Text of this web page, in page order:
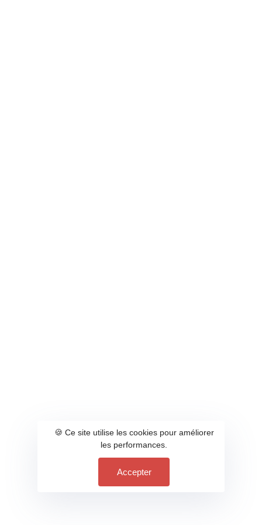
🍪 Ce site utilise les cookies pour améliorer
les performances.
Accepter